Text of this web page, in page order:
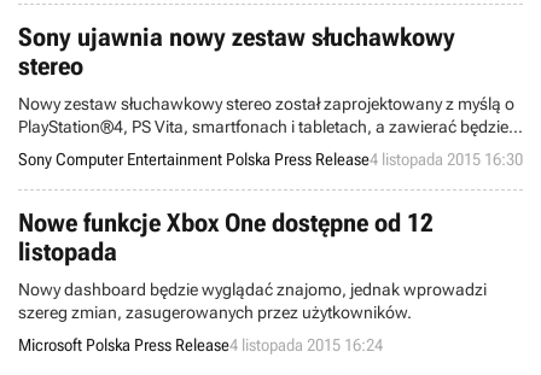
Sony ujawnia nowy zestaw słuchawkowy
stereo
Nowy zestaw słuchawkowy stereo został zaprojektowany z myślą o
PlayStation®4, PS Vita, smartfonach i tabletach, a zawierać będzie
technologię wyciszania hałasu AudioShield oraz wbudowany
mikrofon.
Sony Computer Entertainment Polska Press Release4 listopada 2015 16:30
Nowe funkcje Xbox One dostępne od 12
listopada
Nowy dashboard będzie wyglądać znajomo, jednak wprowadzi
szereg zmian, zasugerowanych przez użytkowników.
Microsoft Polska Press Release4 listopada 2015 16:24